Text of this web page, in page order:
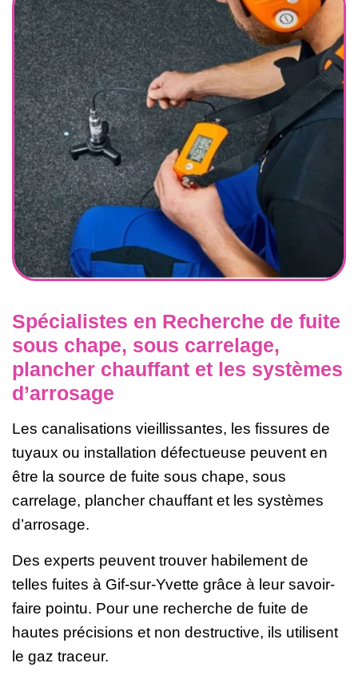
Spécialistes en Recherche de fuite
sous chape, sous carrelage,
plancher chauffant et les systèmes
d’arrosage
Les canalisations vieillissantes, les fissures de
tuyaux ou installation défectueuse peuvent en
être la source de fuite sous chape, sous
carrelage, plancher chauffant et les systèmes
d’arrosage.
Des experts peuvent trouver habilement de
telles fuites à Gif-sur-Yvette grâce à leur savoir-
faire pointu. Pour une recherche de fuite de
hautes précisions et non destructive, ils utilisent
le gaz traceur.